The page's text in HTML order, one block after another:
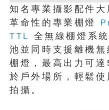
知名專業攝影配件大
革命性的專業棚燈
TTL
全無線棚燈系
池並同時支援離機
棚燈，最高出力可
於戶外場所，輕鬆
拍攝。